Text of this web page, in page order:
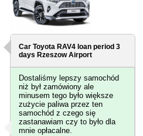
Car Toyota RAV4 loan period 3
days Rzeszow Airport
Dostaliśmy lepszy samochód
niż był zamówiony ale
minusem tego było większe
zużycie paliwa przez ten
samochód z czego się
zastanawiam czy to było dla
mnie opłacalne.